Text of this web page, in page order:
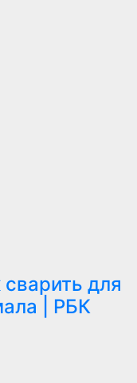
сварить для
| РБК